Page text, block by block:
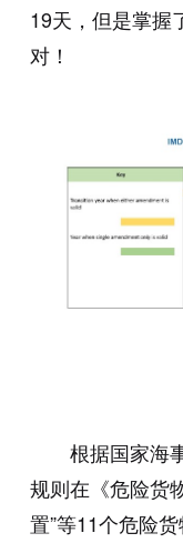
19天，但是掌握
对！
根据国家海
规则在《危险货
置”等11个危险